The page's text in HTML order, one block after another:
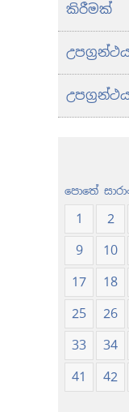
කිරීමක්
පොතේ
1 2
9
10
17
18
25
26
33
34
41
42